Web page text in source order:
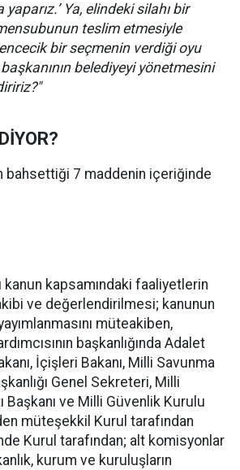
Ya, elindeki silahı bir
teslim etmesiyle
bir seçmenin verdiği oyu
belediyeyi yönetmesini
bahsettiği 7 maddenin içeriğinde
kanun kapsamındaki faaliyetlerin
ve değerlendirilmesi; kanunun
müteakiben,
başkanlığında Adalet
İçişleri Bakanı, Milli Savunma
Genel Sekreteri, Milli
Başkanı ve Milli Güvenlik Kurulu
müteşekkil Kurul tarafından
Kurul tarafından; alt komisyonlar
kurum ve kuruluşların